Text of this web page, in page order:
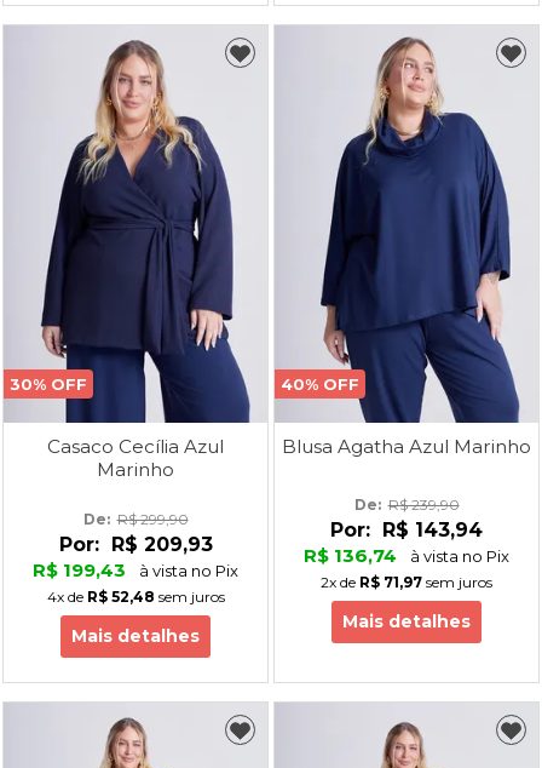
30% OFF
Casaco Cecília Azul
Marinho
De: R$ 299,90
Por: R$ 209,93
R$ 199,43
à vista no Pix
4xde R$ 52,48 sem juros
Mais detalhes
40% OFF
Blusa Agatha Azul Marinho
De: R$ 239,90
Por: R$ 143,94
R$ 136,74
à vista no Pix
2x de R$ 71,97 sem juros
Mais detalhes